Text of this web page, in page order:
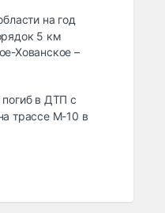
на год
5 км
Хованское –
в ДТП с
трассе М-10 в